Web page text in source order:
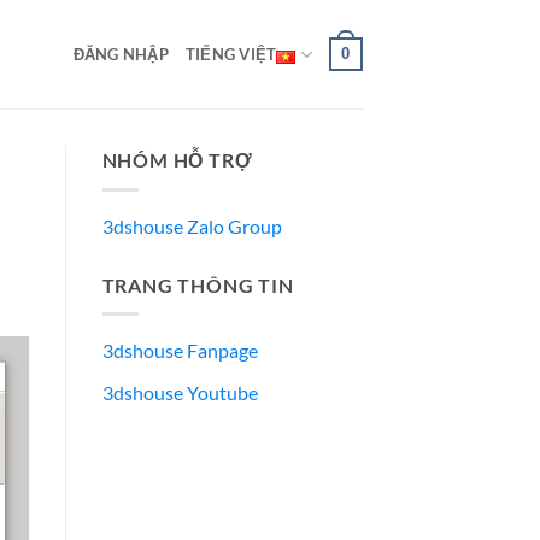
ĐĂNG NHẬP TIẾNG VIỆT 0
NHÓM HỖ TRỢ
3dshouse Zalo Group
TRANG THÔNG TIN
3dshouse Fanpage
3dshouse Youtube